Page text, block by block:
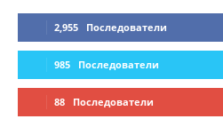
2,955 Последователи
985 Последователи
88 Последователи